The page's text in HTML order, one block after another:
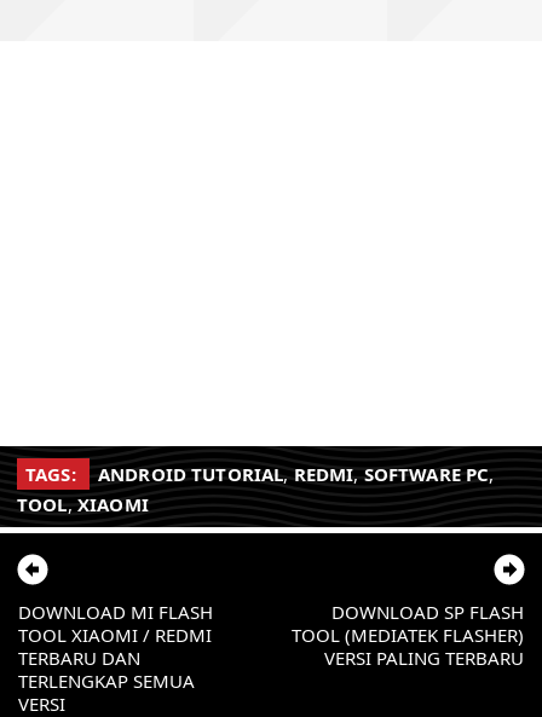
TAGS: ANDROID TUTORIAL, REDMI, SOFTWARE PC,
TOOL, XIAOMI
DOWNLOAD SP FLASH
TOOL (MEDIATEK FLASHER)
VERSI PALING TERBARU
DOWNLOAD MI FLASH
TOOL XIAOMI / REDMI
TERBARU DAN
TERLENGKAP SEMUA
VERSI